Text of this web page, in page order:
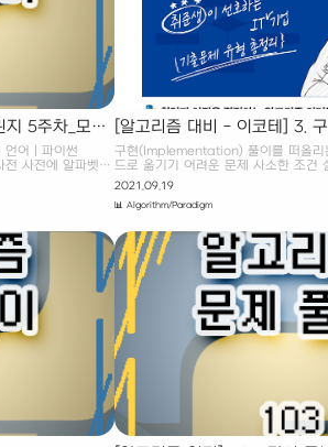
5주차_모음
어 | 파이썬
사전에 알파벳
있는, 길이 5 이하
첫 번째 단어는
"UUUUU"입니
용하여 만들 수 있
습니다. 사전에서 첫
지막 단어는
수로 주어질 때, 이
[알고리즘 대비 - 이코테] 3.
구현(Implementation) 풀이를 떠올리
드로 옮기기 어려운 문제 사소한 조건
기가 까다로움 알고리즘은 간단한데 코
니는 문제 실수 연산을 다루고 특정 소
하는 문제 문자열을 특정한 기준에 따
Itertools 라이브러리 : 모든 순열이나
완전 탐색 : 모든 경우의 수를 주저 없
시뮬레이션 : 문제에서 제시한 알고리
직접 수행해야하는 문제 유형 변수의
기본적으로 큰 수의 연산을 지원해주
위를 명시적으로 지정해주..
2021.09.19
📊 Algorithm/Paradigm